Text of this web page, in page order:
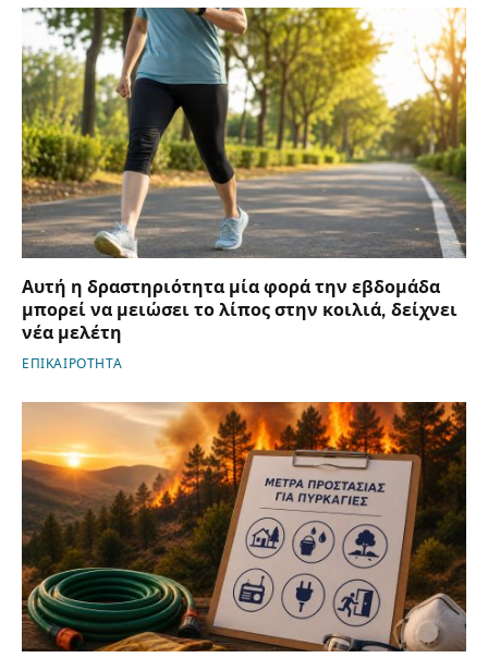
Αυτή η δραστηριότητα μία φορά την εβδομάδα
μπορεί να μειώσει το λίπος στην κοιλιά, δείχνει
νέα μελέτη
ΕΠΙΚΑΙΡΟΤΗΤΑ